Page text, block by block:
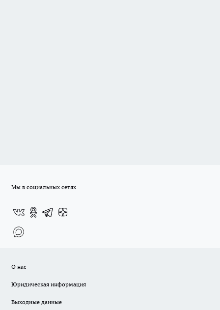
Мы в социальных сетях
О нас
Юридическая информация
Выходные данные